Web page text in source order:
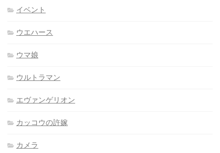
イベント
ウエハース
ウマ娘
ウルトラマン
エヴァンゲリオン
カッコウの許嫁
カメラ